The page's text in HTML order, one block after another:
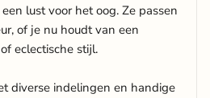
lust voor het oog. Ze passen
of je nu houdt van een
eclectische stijl.
diverse indelingen en handige